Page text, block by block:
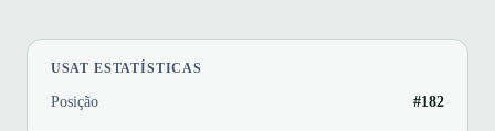
USAT ESTATÍSTICAS
Posição #182